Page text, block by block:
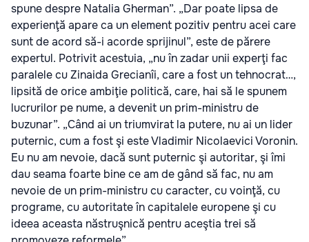
spune despre Natalia Gherman”. „Dar poate lipsa de
experienţă apare ca un element pozitiv pentru acei care
sunt de acord să-i acorde sprijinul”, este de părere
expertul. Potrivit acestuia, „nu în zadar unii experţi fac
paralele cu Zinaida Grecianîi, care a fost un tehnocrat…,
lipsită de orice ambiţie politică, care, hai să le spunem
lucrurilor pe nume, a devenit un prim-ministru de
buzunar”. „Când ai un triumvirat la putere, nu ai un lider
puternic, cum a fost şi este Vladimir Nicolaevici Voronin.
Eu nu am nevoie, dacă sunt puternic şi autoritar, şi îmi
dau seama foarte bine ce am de gând să fac, nu am
nevoie de un prim-ministru cu caracter, cu voinţă, cu
programe, cu autoritate în capitalele europene şi cu
ideea aceasta năstruşnică pentru aceştia trei să